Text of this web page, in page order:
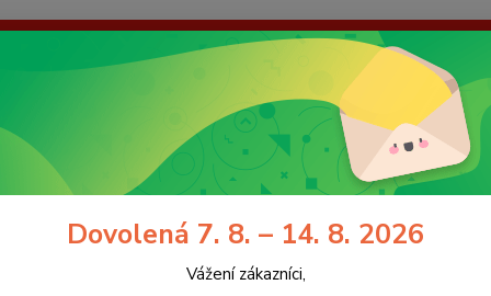
V tomto období nebudeme odesílat žádné zásilky. Pokud
v hodnotě 350 Kč pro Vašeho papouška! Děkujeme za
Ochrana soukromí
Hledat
(Po-
Hračka na zabrušování i hraní s M - L kávovníkem
Dovolená 7. 8. – 14. 8. 2026
Vážení zákazníci,